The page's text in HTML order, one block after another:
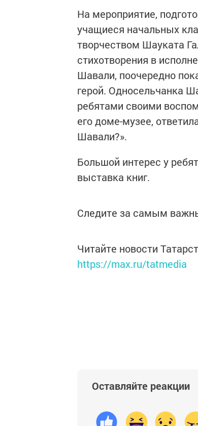
На мероприятие,
учащиеся начальных
творчеством Шауката
стихотворения в
Шавали, поочередно
герой. Односельчанка
ребятами своими
его доме-музее,
Шавали?».
Большой интерес у
выставка книг.
Следите за самым
Читайте новости
https://max.ru/tatmedia
Оставляйте реакции